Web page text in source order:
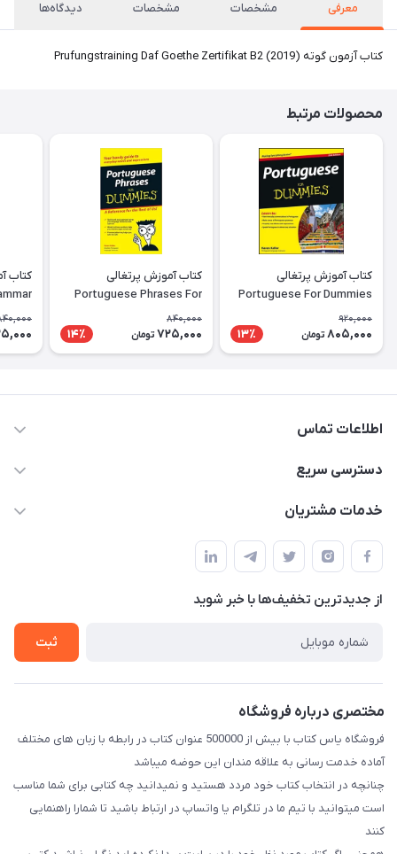
معرفی مشخصات مشخصات دیدگاه‌ها
کتاب آزمون گوته (Prufungstraining Daf Goethe Zertifikat B2 (2019
محصولات مرتبط
کتاب آموزش پرتغالی
Portuguese For Dummies
920,000
805,000 تومان 13٪
کتاب آموزش پرتغالی
Portuguese Phrases For
Dummies
840,000
725,000 تومان 14٪
اطلاعات تماس
09371742423
طبقه بالای دنیای لبنیات (مراجعه حضوری فقط در صورت هماهنگی
قبلی با شماره ۰۹۳۷۱۷۴۲۴۲۳ امکان پذیر است)
دسترسی سریع
حساب کاربری
لیست محصولات
درباره ما
خدمات مشتریان
قوانین و مقررات
حریم خصوصی
راهنما
از جدید‌ترین تخفیف‌ها با‌ خبر شوید
ثبت
مختصری درباره فروشگاه
فروشگاه یاس کتاب با بیش از 500000 عنوان کتاب در رابطه با زبان های مختلف
آماده خدمت رسانی به علاقه مندان این حوضه میباشد
چنانچه در انتخاب کتاب خود مردد هستید و نمیدانید چه کتابی برای شما مناسب
است میتوانید با تیم ما در تلگرام یا واتساپ در ارتباط باشید تا شما‌را راهنمایی
کنند